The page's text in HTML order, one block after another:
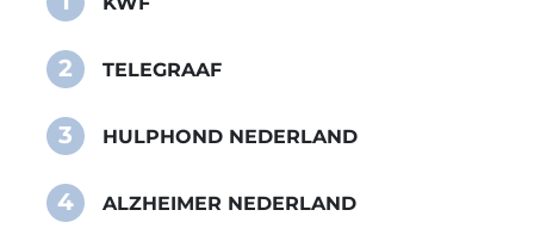
2 TELEGRAAF
3 HULPHOND NEDERLAND
4 ALZHEIMER NEDERLAND